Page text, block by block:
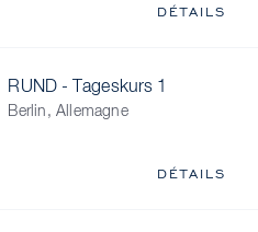
DÉTAILS
RUND - Tageskurs 1
Berlin, Allemagne
DÉTAILS